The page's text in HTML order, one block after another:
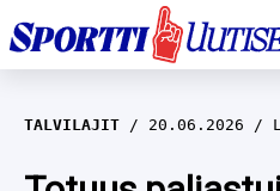
EM-YLEISURHEILU
JÄÄKIEKKO
TALVILAJIT 20.06.2026